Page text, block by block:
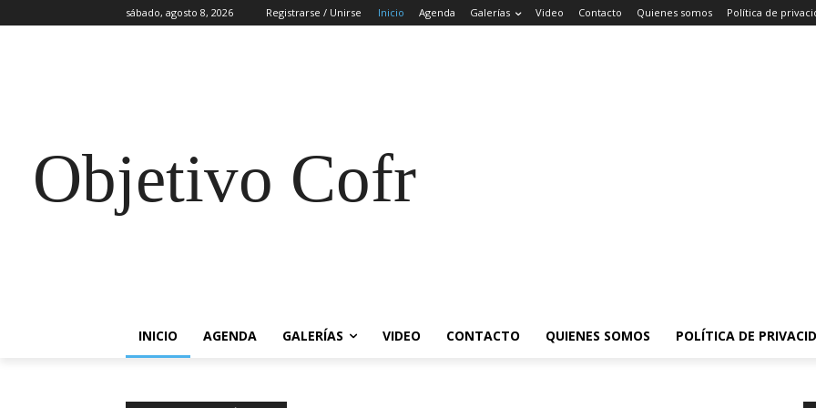
sábado, agosto 8, 2026 Registrarse / Unirse Inicio Agenda Galerías Video Contacto Quienes somos Política de
Objetivo Cofrade
INICIO AGENDA GALERÍAS VIDEO CONTACTO QUIENES SOMOS POLÍTICA DE